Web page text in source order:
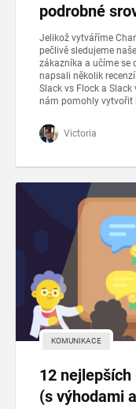
podrobné
Jelikož vytváříme
pečlivě sledujeme
zákazníka a učíme se
napsali několik
Slack vs Flock a
nám pomohly vytvořit
Victoria
KOMUNIKACE
12
(s výhodami